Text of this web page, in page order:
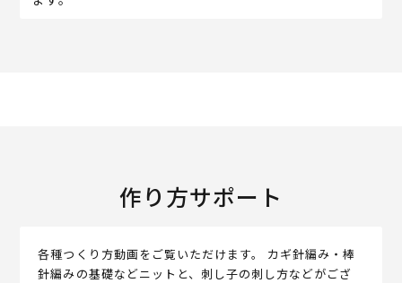
作り方サポート
各種つくり方動画をご覧いただけます。 カギ針編み・棒
針編みの基礎などニットと、刺し子の刺し方などがござ